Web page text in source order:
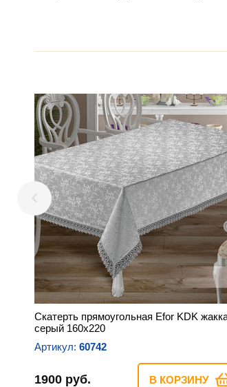
Скатерть прямоугольная Efor KDK
серый 160х220
Артикул: 60742
1900 руб. В КОРЗИНУ